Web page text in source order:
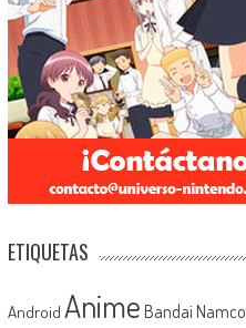
ETIQUETAS
Android Anime Bandai Namco